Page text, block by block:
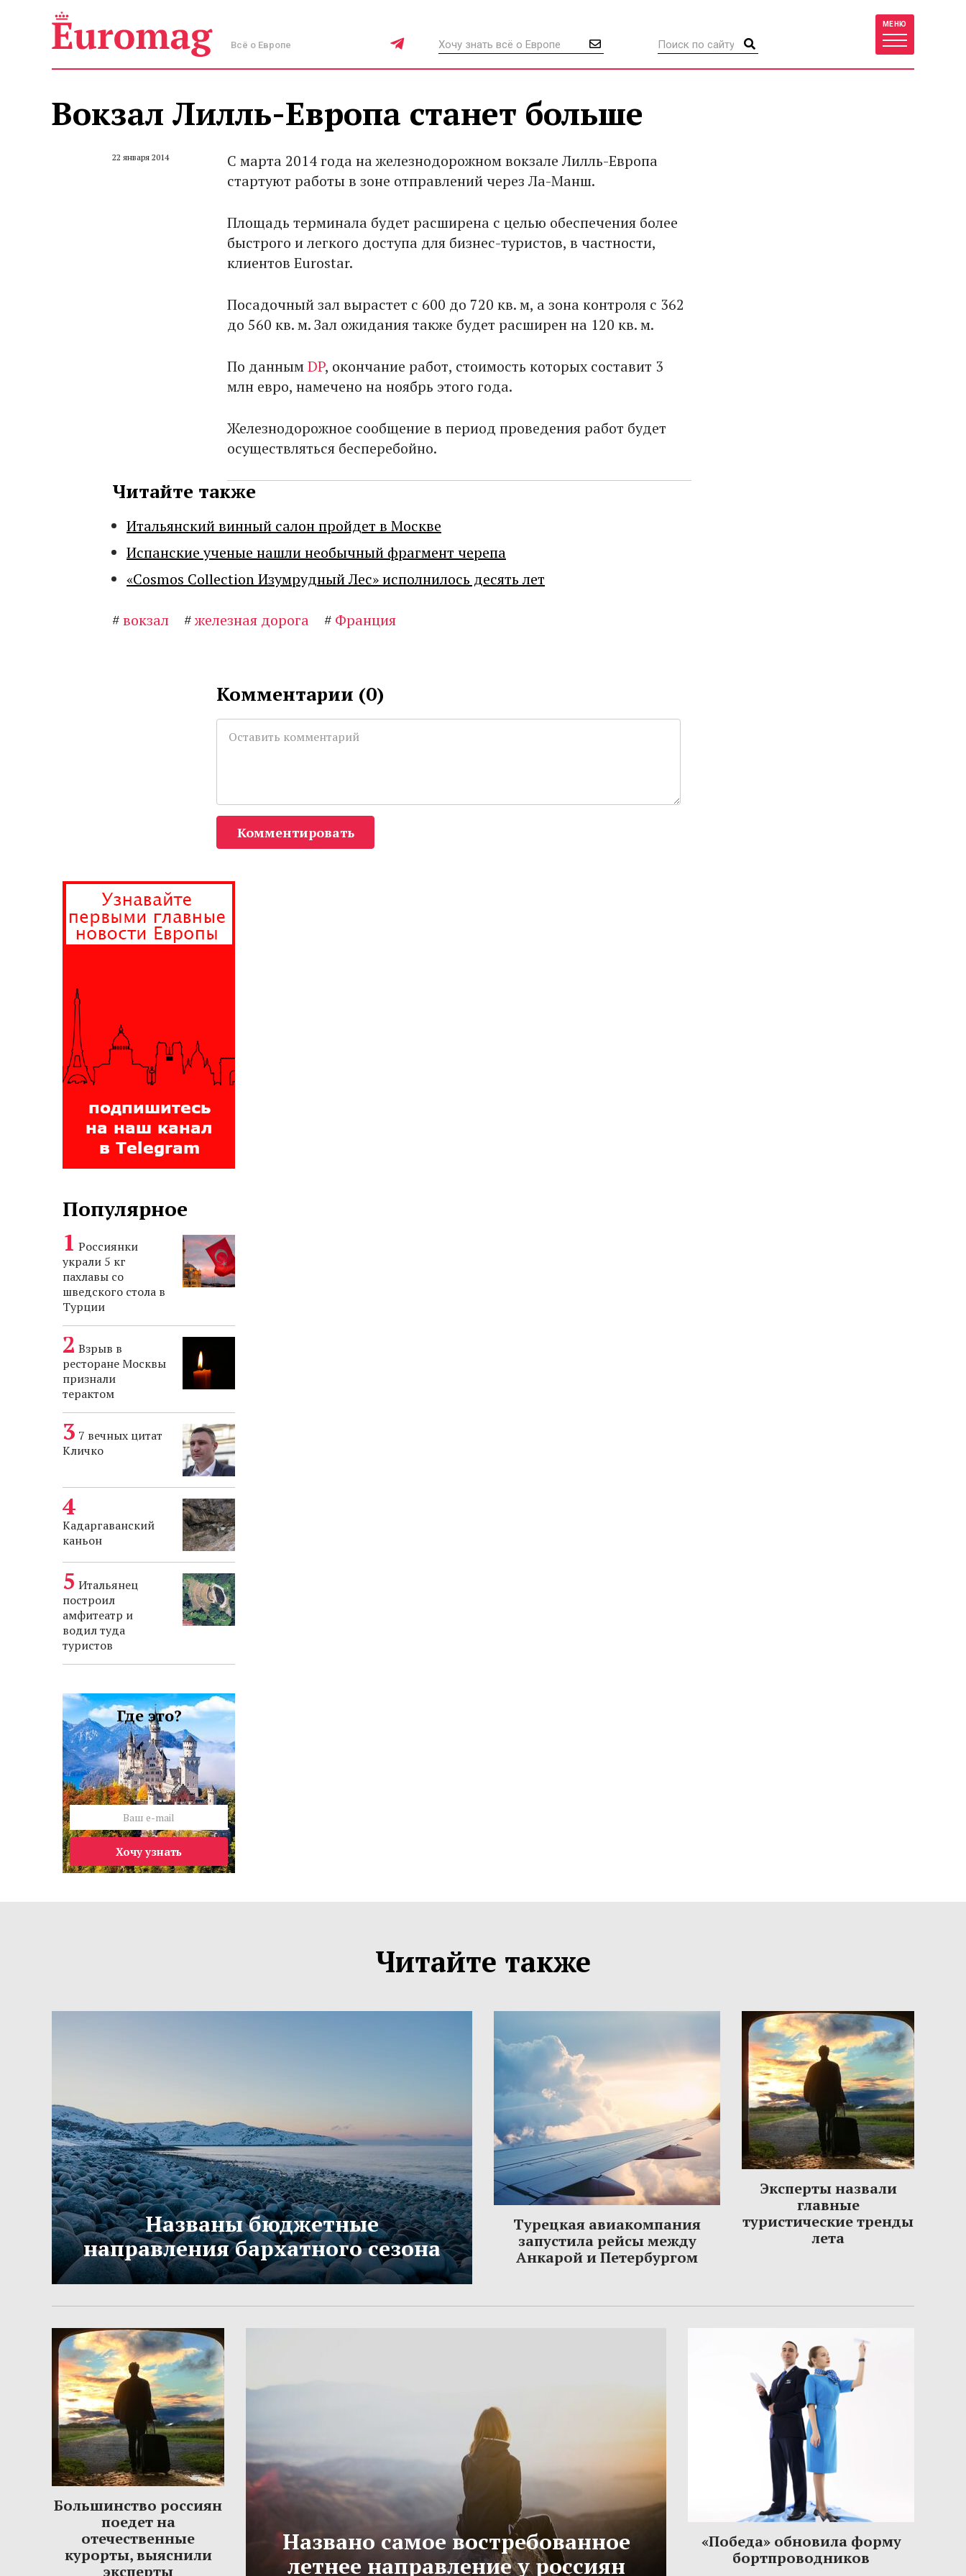
Всё о Европе
МЕНЮ
Вокзал Лилль-Европа станет больше
22 января 2014
С марта 2014 года на железнодорожном вокзале Лилль-Европа
стартуют работы в зоне отправлений через Ла-Манш.
Площадь терминала будет расширена с целью обеспечения более
быстрого и легкого доступа для бизнес-туристов, в частности,
клиентов Eurostar.
Посадочный зал вырастет с 600 до 720 кв. м, а зона контроля с 362
до 560 кв. м. Зал ожидания также будет расширен на 120 кв. м.
По даннымDP, окончание работ, стоимость которых составит 3
млн евро, намечено на ноябрь этого года.
Железнодорожное сообщение в период проведения работ будет
осуществляться бесперебойно.
Читайте также
Итальянский винный салон пройдет в Москве
Испанские ученые нашли необычный фрагмент черепа
«Cosmos Collection Изумрудный Лес» исполнилось десять лет
#вокзал #железная дорога # Франция
Комментарии (0)
Комментировать
Популярное
Россиянки
украли 5 кг
пахлавы со
шведского стола в
Турции
Взрыв в
ресторане Москвы
признали
терактом
7 вечных цитат
Кличко
Кадаргаванский
каньон
Итальянец
построил
амфитеатр и
водил туда
туристов
Где это?
Хочу узнать
Читайте также
Названы бюджетные
направления бархатного сезона
Турецкая авиакомпания
запустила рейсы между
Анкарой и Петербургом
Эксперты назвали
главные
туристические тренды
лета
Большинство россиян
поедет на
отечественные
курорты, выяснили
эксперты
Названо самое востребованное
летнее направление у россиян
«Победа» обновила форму
бортпроводников